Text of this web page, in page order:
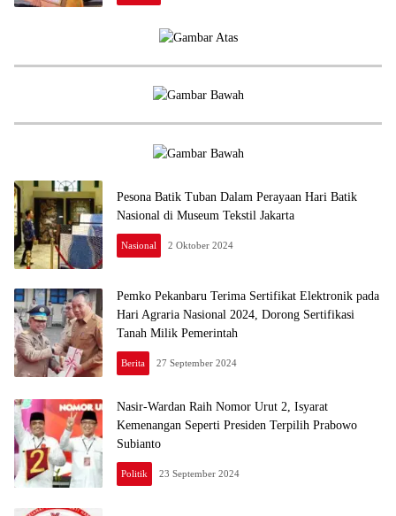
Pesona Batik Tuban Dalam Perayaan Hari Batik
Nasional di Museum Tekstil Jakarta
Nasional 2 Oktober 2024
Pemko Pekanbaru Terima Sertifikat Elektronik pada
Hari Agraria Nasional 2024, Dorong Sertifikasi
Tanah Milik Pemerintah
Berita 27 September 2024
Nasir-Wardan Raih Nomor Urut 2, Isyarat
Kemenangan Seperti Presiden Terpilih Prabowo
Subianto
Politik 23 September 2024